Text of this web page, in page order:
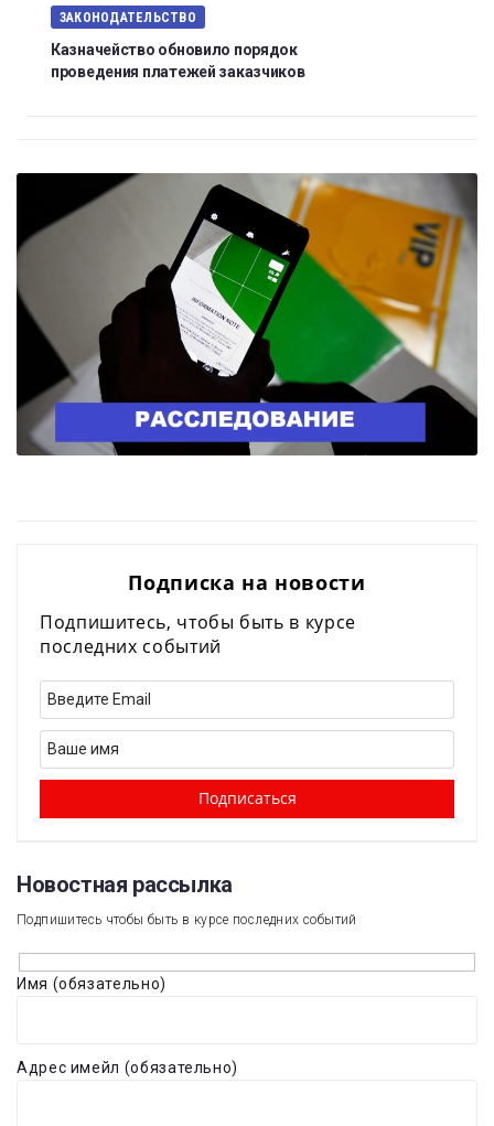
ЗАКОНОДАТЕЛЬСТВО
Казначейство обновило порядок
проведения платежей заказчиков
Подписка на новости
Подпишитесь, чтобы быть в курсе
последних событий
Новостная рассылка​
Подпишитесь чтобы быть в курсе последних событий
Имя (обязательно)
Адрес имейл (обязательно)